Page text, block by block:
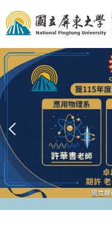
跳
到
主
要
內
容